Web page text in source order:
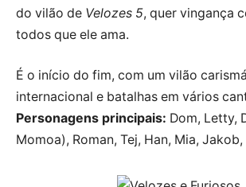
do vilão de Velozes 5, quer vingança
todos que ele ama.
É o início do fim, com um vilão
internacional e batalhas em vários
Personagens principais: Dom, Letty,
Momoa), Roman, Tej, Han, Mia, Jakob,